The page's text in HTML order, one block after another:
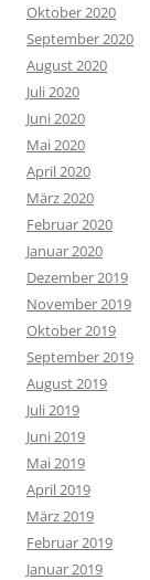
Oktober 2020
September 2020
August 2020
Juli 2020
Juni 2020
Mai 2020
April 2020
März 2020
Februar 2020
Januar 2020
Dezember 2019
November 2019
Oktober 2019
September 2019
August 2019
Juli 2019
Juni 2019
Mai 2019
April 2019
März 2019
Februar 2019
Januar 2019